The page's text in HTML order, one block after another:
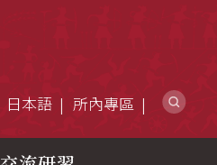
日本語 所內專區